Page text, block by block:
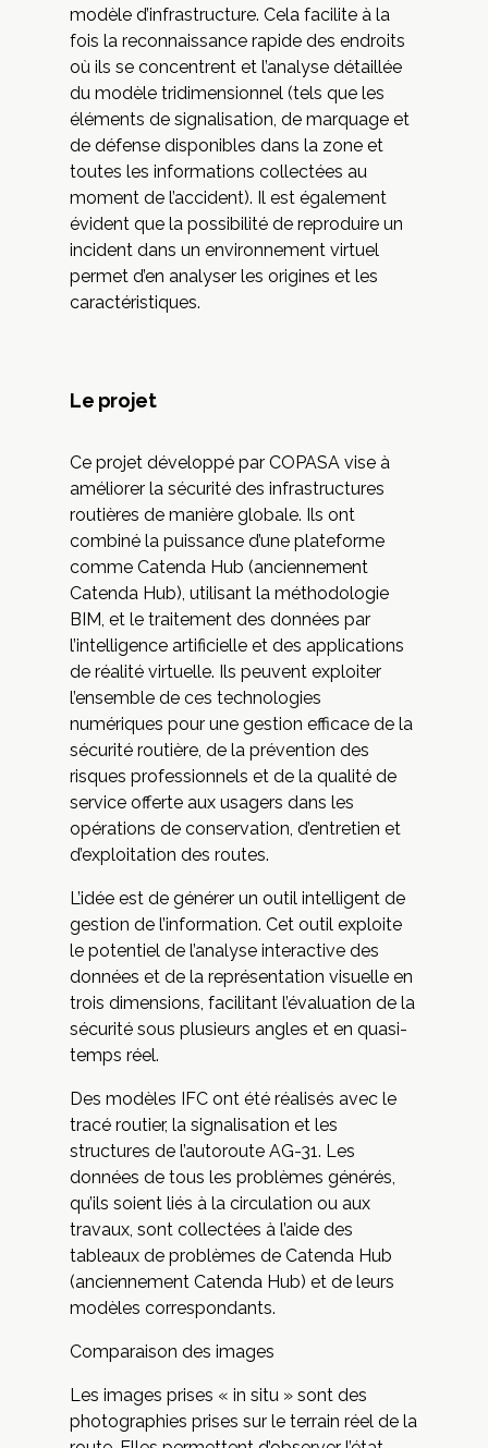
modèle d’infrastructure. Cela facilite à la
fois la reconnaissance rapide des endroits
où ils se concentrent et l’analyse détaillée
du modèle tridimensionnel (tels que les
éléments de signalisation, de marquage et
de défense disponibles dans la zone et
toutes les informations collectées au
moment de l’accident). Il est également
évident que la possibilité de reproduire un
incident dans un environnement virtuel
permet d’en analyser les origines et les
caractéristiques.
Le projet
Ce projet développé par COPASA vise à
améliorer la sécurité des infrastructures
routières de manière globale. Ils ont
combiné la puissance d’une plateforme
comme Catenda Hub (anciennement
Catenda Hub), utilisant la méthodologie
BIM, et le traitement des données par
l’intelligence artificielle et des applications
de réalité virtuelle. Ils peuvent exploiter
l’ensemble de ces technologies
numériques pour une gestion efficace de la
sécurité routière, de la prévention des
risques professionnels et de la qualité de
service offerte aux usagers dans les
opérations de conservation, d’entretien et
d’exploitation des routes.
L’idée est de générer un outil intelligent de
gestion de l’information. Cet outil exploite
le potentiel de l’analyse interactive des
données et de la représentation visuelle en
trois dimensions, facilitant l’évaluation de la
sécurité sous plusieurs angles et en quasi-
temps réel.
Des modèles IFC ont été réalisés avec le
tracé routier, la signalisation et les
structures de l’autoroute AG-31. Les
données de tous les problèmes générés,
qu’ils soient liés à la circulation ou aux
travaux, sont collectées à l’aide des
tableaux de problèmes de Catenda Hub
(anciennement Catenda Hub) et de leurs
modèles correspondants.
Comparaison des images
Les images prises « in situ » sont des
photographies prises sur le terrain réel de la